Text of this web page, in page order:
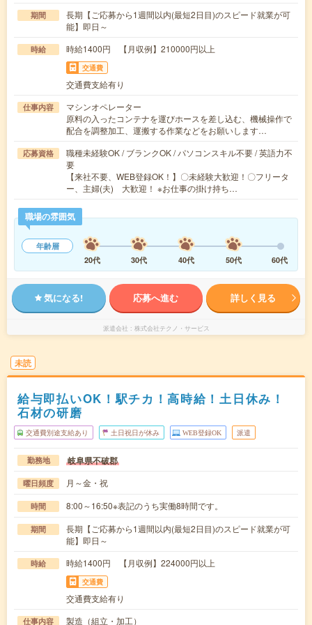
期間
長期【ご応募から1週間以内(最短2日目)のスピード就業が可
能】即日～
時給 時給1400円 【月収例】210000円以上
交通費
交通費支給有り
仕事内容
マシンオペレーター
原料の入ったコンテナを運びホースを差し込む、機械操作で
配合を調整加工、運搬する作業などをお願いします…
応募資格
職種未経験OK / ブランクOK / パソコンスキル不要 / 英語力不
要
【来社不要、WEB登録OK！】〇未経験大歓迎！〇フリータ
ー、主婦(夫) 大歓迎！ ※お仕事の掛け持ち…
職場の雰囲気
年齢層
20代
30代 40代 50代 60代
気になる! 応募へ進む 詳しく見る
派遣会社 株式会社テクノ・サービス
未読
給与即払いOK！駅チカ！高時給！土日休み！
石材の研磨
交通費別途支給あり 土日祝日が休み WEB登録OK 派遣
勤務地 岐阜県不破郡
曜日頻度 月～金・祝
時間 8:00～16:50※表記のうち実働8時間です。
期間
長期【ご応募から1週間以内(最短2日目)のスピード就業が可
能】即日～
時給 時給1400円 【月収例】224000円以上
交通費
交通費支給有り
仕事内容 製造（組立・加工）